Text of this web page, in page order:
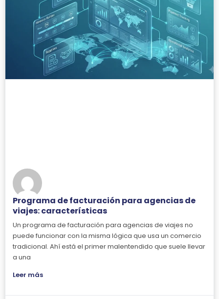
Programa de facturación para agencias de
viajes: características
Un programa de facturación para agencias de viajes no
puede funcionar con la misma lógica que usa un comercio
tradicional. Ahí está el primer malentendido que suele llevar
a una
Leer más